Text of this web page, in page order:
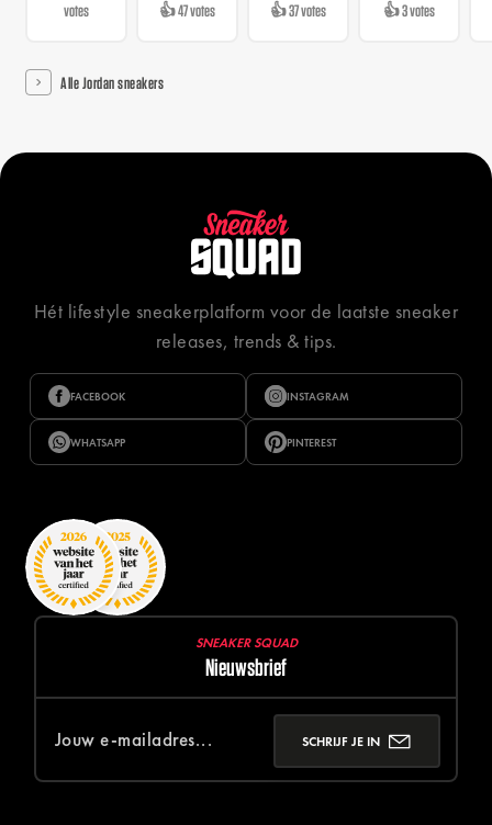
votes
👍 47 votes 👍 37 votes 👍 3 votes
Alle Jordan sneakers
Hét lifestyle sneakerplatform voor de laatste sneaker
releases, trends & tips.
FACEBOOK INSTAGRAM
WHATSAPP PINTEREST
SNEAKER SQUAD
Nieuwsbrief
SCHRIJF JE IN